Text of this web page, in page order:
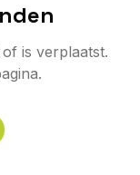
is verplaatst.